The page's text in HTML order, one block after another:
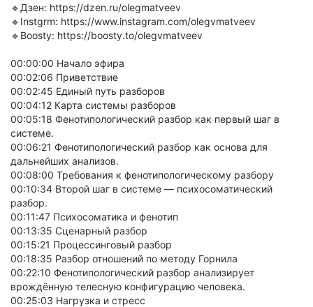
🔹Дзен: https://dzen.ru/olegmatveev
🔹Instgrm: https://www.instagram.com/olegvmatveev
🔹Boosty: https://boosty.to/olegvmatveev
00:00:00 Начало эфира
00:02:06 Приветствие
00:02:45 Единый путь разборов
00:04:12 Карта системы разборов
00:05:18 Фенотипологический разбор как первый шаг в
системе.
00:06:21 Фенотипологический разбор как основа для
дальнейших анализов.
00:08:00 Требования к фенотипологическому разбору
00:10:34 Второй шаг в системе — психосоматический
разбор.
00:11:47 Психосоматика и фенотип
00:13:35 Сценарный разбор
00:15:21 Процессинговый разбор
00:18:35 Разбор отношений по методу Горнила
00:22:10 Фенотипологический разбор анализирует
врождённую телесную конфигурацию человека.
00:25:03 Нагрузка и стресс